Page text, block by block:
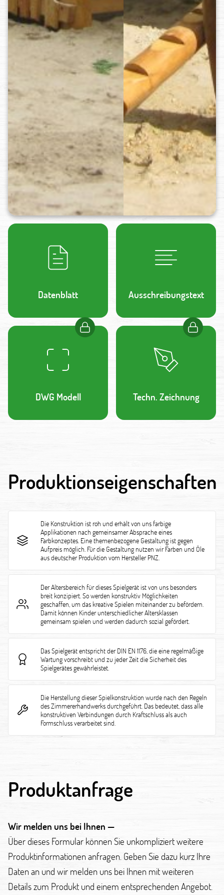
Datenblatt Ausschreibungstext
DWG Modell Techn. Zeichnung
Produktionseigenschaften
Die Konstruktion ist roh und erhält von uns farbige
Applikationen nach gemeinsamer Absprache eines
Farbkonzeptes. Eine themenbezogene Gestaltung ist gegen
Aufpreis möglich. Für die Gestaltung nutzen wir Farben und Öle
aus deutscher Produktion vom Hersteller PNZ.
Der Altersbereich für dieses Spielgerät ist von uns besonders
breit konzipiert. So werden konstruktiv Möglichkeiten
geschaffen, um das kreative Spielen miteinander zu befördern.
Damit können Kinder unterschiedlicher Altersklassen
gemeinsam spielen und werden dadurch sozial gefördert.
Das Spielgerät entspricht der DIN EN 1176, die eine regelmäßige
Wartung vorschreibt und zu jeder Zeit die Sicherheit des
Spielgerätes gewährleistet.
Die Herstellung dieser Spielkonstruktion wurde nach den Regeln
des Zimmererhandwerks durchgeführt. Das bedeutet, dass alle
konstruktiven Verbindungen durch Kraftschluss als auch
Formschluss verarbeitet sind.
Produktanfrage
Wir melden uns bei Ihnen —
Über dieses Formular können Sie unkompliziert weitere
Produktinformationen anfragen. Geben Sie dazu kurz Ihre
Daten an und wir melden uns bei Ihnen mit weiteren
Details zum Produkt und einem entsprechenden Angebot.